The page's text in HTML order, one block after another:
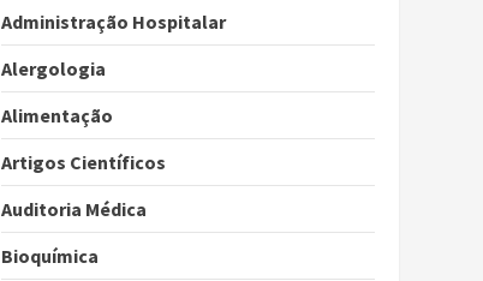
Administração Hospitalar
Alergologia
Alimentação
Artigos Científicos
Auditoria Médica
Bioquímica